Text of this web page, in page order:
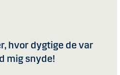
hvor dygtige de var
mig snyde!